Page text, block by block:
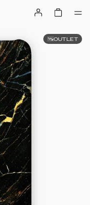
OUTLET